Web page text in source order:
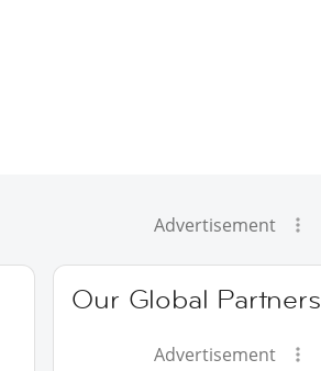
Advertisement
Our Global Partners
Advertisement